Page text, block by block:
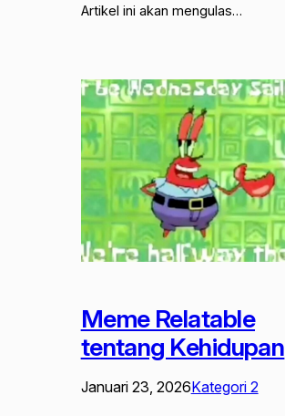
Artikel ini akan mengulas…
Meme Relatable
tentang Kehidupan
Januari 23, 2026Kategori 2